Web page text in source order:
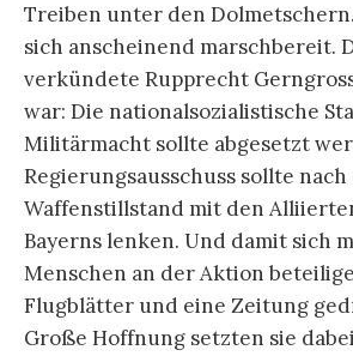
Treiben unter den
sich anscheinend marschbereit.
verkündete Rupprecht
war: Die nationalsozialistische
Militärmacht sollte abgesetzt
Regierungsausschuss sollte
Waffenstillstand mit den
Bayerns lenken. Und damit sich
Menschen an der Aktion
Flugblätter und eine Zeitung
Große Hoffnung setzten sie